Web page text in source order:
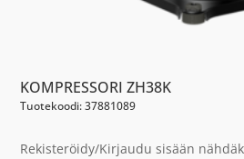
KOMPRESSORI ZH38K
Tuotekoodi: 37881089
Rekisteröidy/Kirjaudu sisään